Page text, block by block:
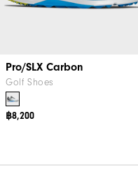
Pro/SLX Carbon
Golf Shoes
฿8,200